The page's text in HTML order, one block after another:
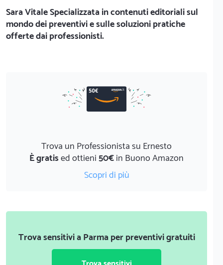
Sara Vitale Specializzata in contenuti editoriali sul
mondo dei preventivi e sulle soluzioni pratiche
offerte dai professionisti.
Trova un Professionista su Ernesto
È gratised ottieni50€in Buono Amazon
Scopri di più
Trova sensitivi a Parma per preventivi gratuiti